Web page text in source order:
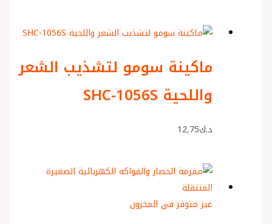
ماكينة سومو لتشذيب الشعر
واللحية SHC-1056S
د.ك12٫75
غير متوفر في المخزون